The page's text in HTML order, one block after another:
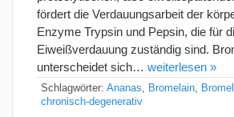
fördert die Verdauungsarbeit der
Enzyme Trypsin und Pepsin, die für
Eiweißverdauung zuständig sind.
unterscheidet sich… weiterlesen »
Schlagwörter: Ananas Bromelain
chronisch-degenerativ